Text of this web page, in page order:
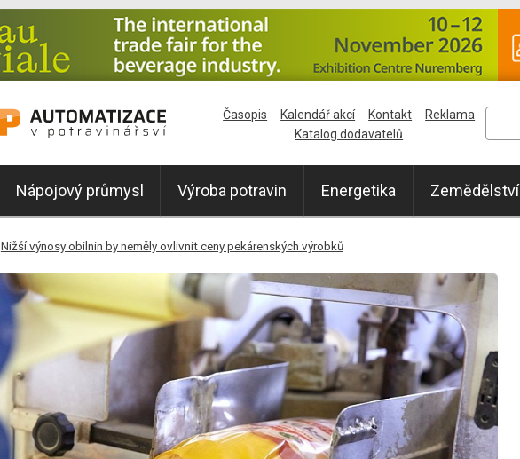
Nápojový průmysl Výroba potravin Energetika Zemědělství
Časopis Kalendář akcí Kontakt
Reklama
Katalog dodavatelů
Nižší výnosy obilnin by neměly ovlivnit ceny pekárenských výrobků